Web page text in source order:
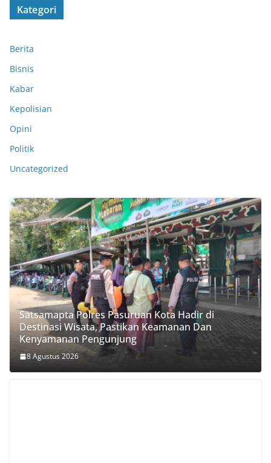
Kategori
Berita
Bisnis
Kabar
Kepolisian
Opini
Politik
Uncategorized
Satsamapta Polres Pasuruan Kota Hadir di
Destinasi Wisata, Pastikan Keamanan Dan
Kenyamanan Pengunjung
8 Agustus 2026